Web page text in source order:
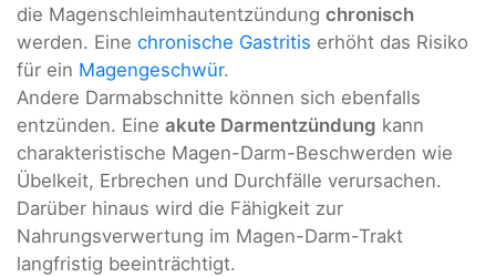
die Magenschleimhautentzündung chronisch
werden. Eine chronische Gastritis erhöht das Risiko
für ein Magengeschwür.
Andere Darmabschnitte können sich ebenfalls
entzünden. Eine akute Darmentzündung kann
charakteristische Magen-Darm-Beschwerden wie
Übelkeit, Erbrechen und Durchfälle verursachen.
Darüber hinaus wird die Fähigkeit zur
Nahrungsverwertung im Magen-Darm-Trakt
langfristig beeinträchtigt.